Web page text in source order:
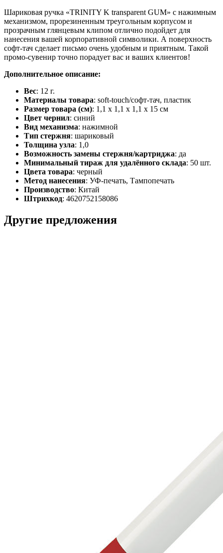
Шариковая ручка «TRINITY K transparent GUM» с нажимным
механизмом, прорезиненным треугольным корпусом и
прозрачным глянцевым клипом отлично подойдет для
нанесения вашей корпоративной символики. А поверхность
софт-тач сделает письмо очень удобным и приятным. Такой
промо-сувенир точно порадует вас и ваших клиентов!
Дополнительное описание:
Вес: 12 г.
Материалы товара: soft-touch/софт-тач, пластик
Размер товара (см): 1,1 х 1,1 х 1,1 х 15 см
Цвет чернил: синий
Вид механизма: нажимной
Тип стержня: шариковый
Толщина узла: 1,0
Возможность замены стержня/картриджа: да
Минимальный тираж для удалённого склада: 50 шт.
Цвета товара: черный
Метод нанесения: УФ-печать, Тампопечать
Производство: Китай
Штрихкод: 4620752158086
Другие предложения